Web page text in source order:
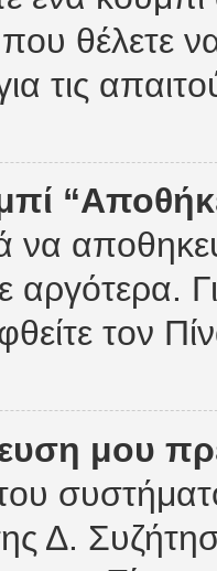
θέλετε
τις
αργότερα.
τον
μου
Δ.